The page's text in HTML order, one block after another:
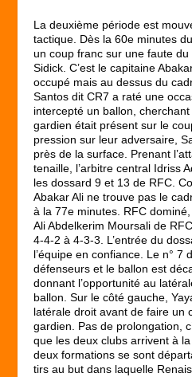
La deuxième période est
tactique. Dès la 60e minutes
un coup franc sur une faute
Sidick. C’est le capitaine
occupé mais au dessus du
Santos dit CR7 a raté une
intercepté un ballon,
gardien était présent sur le
pression sur leur adversaire,
près de la surface. Prenant
tenaille, l’arbitre central Idriss
les dossard 9 et 13 de RFC.
Abakar Ali ne trouve pas le
à la 77e minutes. RFC
Ali Abdelkerim Moursali de
4-4-2 à 4-3-3. L’entrée du
l’équipe en confiance. Le n° 7
défenseurs et le ballon est
donnant l’opportunité au
ballon. Sur le côté gauche,
latérale droit avant de faire un
gardien. Pas de prolongation,
que les deux clubs arrivent à
deux formations se sont
tirs au but dans laquelle